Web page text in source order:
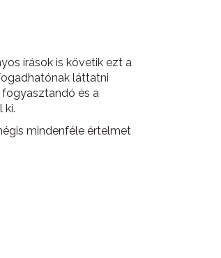
írások is követik ezt a
láttatni
fogyasztandó és a
ki.
mindenféle értelmet